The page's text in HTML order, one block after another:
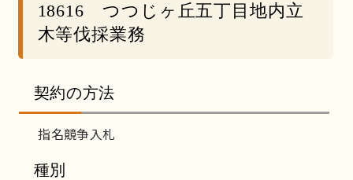
18616 つつじヶ丘五丁目地内立
木等伐採業務
契約の方法
指名競争入札
種別